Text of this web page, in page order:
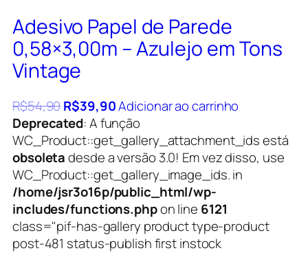
Adesivo Papel de Parede
0,58×3,00m – Azulejo em Tons
Vintage
R$54,90R$39,90Adicionar ao carrinho
Deprecated: A função
WC_Product::get_gallery_attachment_ids está
obsoletadesde a versão 3.0! Em vez disso, use
WC_Product::get_gallery_image_ids. in
/home/jsr3o16p/public_html/wp-
includes/functions.phpon line 6121
class="pif-has-gallery product type-product
post-481 status-publish first instock